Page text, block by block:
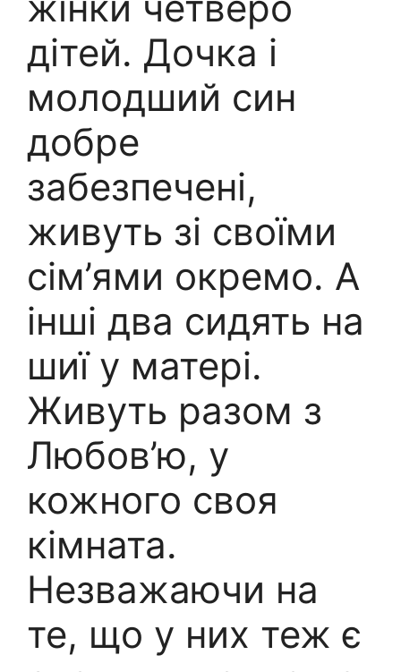
дітей. Дочка і
молодший син
добре
забезпечені,
живуть зі своїми
сім’ями окремо. А
інші два сидять на
шиї у матері.
Живуть разом з
Любов’ю, у
кожного своя
кімната.
Незважаючи на
те, що у них теж є